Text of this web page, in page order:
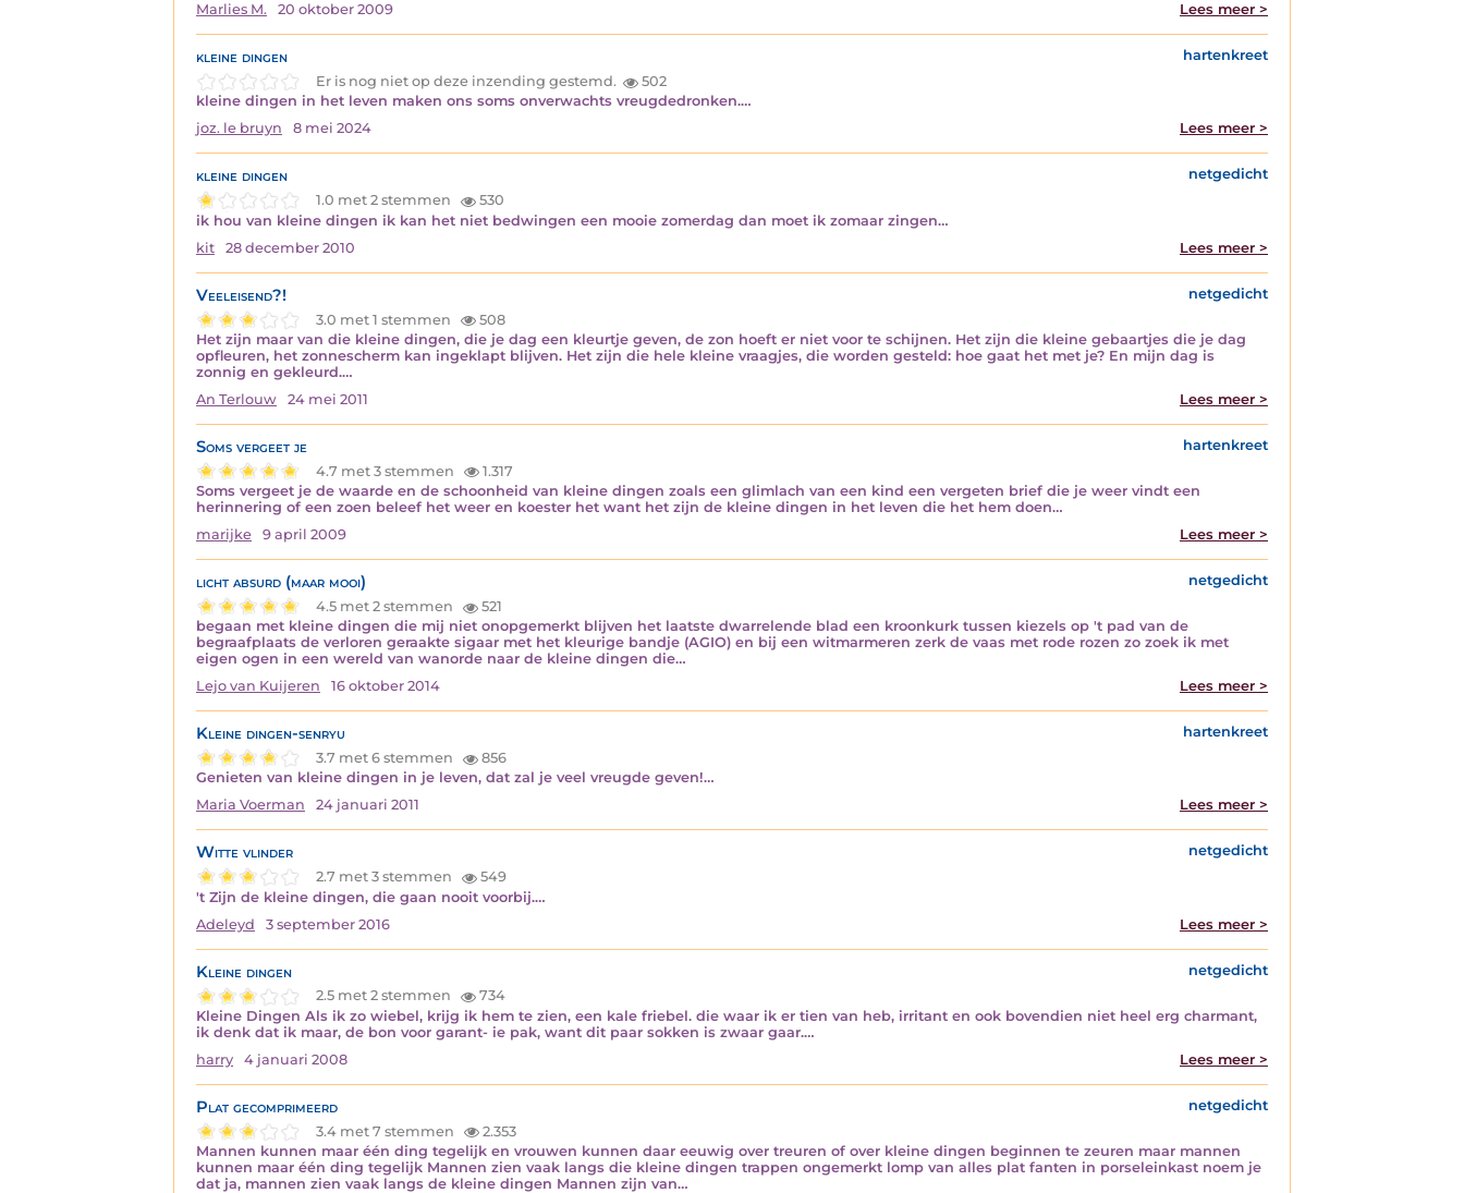
Marlies M.
20 oktober 2009 Lees meer >
kleine dingen
hartenkreet
Er is nog niet op deze inzending gestemd.
502
kleine dingen in het leven maken ons soms onverwachts vreugdedronken.…
joz. le bruyn
8 mei 2024 Lees meer >
kleine dingen
netgedicht
1.0 met 2 stemmen
530
ik hou van kleine dingen ik kan het niet bedwingen een mooie zomerdag dan moet ik zomaar zingen…
kit
28 december 2010 Lees meer >
Veeleisend?!
netgedicht
3.0 met 1 stemmen
508
Het zijn maar van die kleine dingen, die je dag een kleurtje geven, de zon hoeft er niet voor te schijnen. Het zijn die kleine gebaartjes die je dag
opfleuren, het zonnescherm kan ingeklapt blijven. Het zijn die hele kleine vraagjes, die worden gesteld: hoe gaat het met je? En mijn dag is
zonnig en gekleurd.…
An Terlouw
24 mei 2011 Lees meer >
Soms vergeet je
hartenkreet
4.7 met 3 stemmen
1.317
Soms vergeet je de waarde en de schoonheid van kleine dingen zoals een glimlach van een kind een vergeten brief die je weer vindt een
herinnering of een zoen beleef het weer en koester het want het zijn de kleine dingen in het leven die het hem doen…
marijke
9 april 2009 Lees meer >
licht absurd (maar mooi)
netgedicht
4.5 met 2 stemmen
521
begaan met kleine dingen die mij niet onopgemerkt blijven het laatste dwarrelende blad een kroonkurk tussen kiezels op 't pad van de
begraafplaats de verloren geraakte sigaar met het kleurige bandje (AGIO) en bij een witmarmeren zerk de vaas met rode rozen zo zoek ik met
eigen ogen in een wereld van wanorde naar de kleine dingen die…
Lejo van Kuijeren
16 oktober 2014 Lees meer >
Kleine dingen-senryu
hartenkreet
3.7 met 6 stemmen
856
Genieten van kleine dingen in je leven, dat zal je veel vreugde geven!…
Maria Voerman
24 januari 2011 Lees meer >
Witte vlinder
netgedicht
2.7 met 3 stemmen
549
't Zijn de kleine dingen, die gaan nooit voorbij.…
Adeleyd
3 september 2016 Lees meer >
Kleine dingen
netgedicht
2.5 met 2 stemmen
734
Kleine Dingen Als ik zo wiebel, krijg ik hem te zien, een kale friebel. die waar ik er tien van heb, irritant en ook bovendien niet heel erg charmant,
ik denk dat ik maar, de bon voor garant- ie pak, want dit paar sokken is zwaar gaar.…
harry
4 januari 2008 Lees meer >
Plat gecomprimeerd
netgedicht
3.4 met 7 stemmen
2.353
Mannen kunnen maar één ding tegelijk en vrouwen kunnen daar eeuwig over treuren of over kleine dingen beginnen te zeuren maar mannen
kunnen maar één ding tegelijk Mannen zien vaak langs die kleine dingen trappen ongemerkt lomp van alles plat fanten in porseleinkast noem je
dat ja, mannen zien vaak langs de kleine dingen Mannen zijn van…